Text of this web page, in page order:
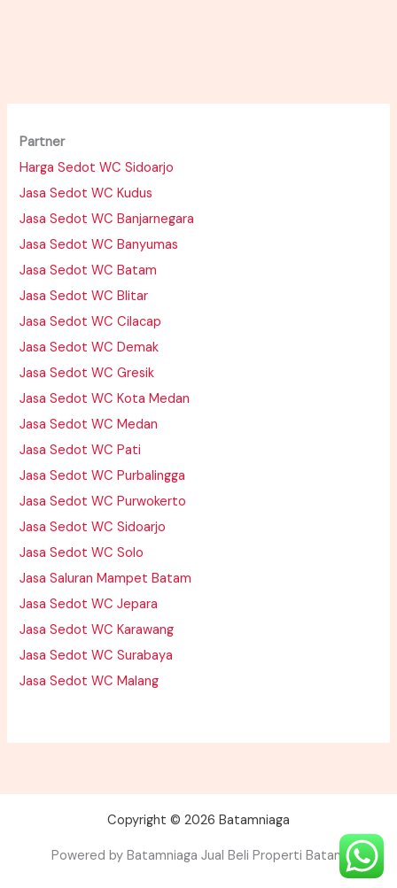
Partner
Harga Sedot WC Sidoarjo
Jasa Sedot WC Kudus
Jasa Sedot WC Banjarnegara
Jasa Sedot WC Banyumas
Jasa Sedot WC Batam
Jasa Sedot WC Blitar
Jasa Sedot WC Cilacap
Jasa Sedot WC Demak
Jasa Sedot WC Gresik
Jasa Sedot WC Kota Medan
Jasa Sedot WC Medan
Jasa Sedot WC Pati
Jasa Sedot WC Purbalingga
Jasa Sedot WC Purwokerto
Jasa Sedot WC Sidoarjo
Jasa Sedot WC Solo
Jasa Saluran Mampet Batam
Jasa Sedot WC Jepara
Jasa Sedot WC Karawang
Jasa Sedot WC Surabaya
Jasa Sedot WC Malang
Copyright © 2026 Batamniaga
Powered by Batamniaga Jual Beli Properti Batam